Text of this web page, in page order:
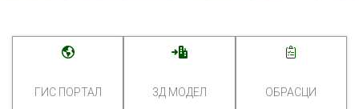
ГИС ПОРТАЛ 3Д МОДЕЛ ОБРАСЦИ